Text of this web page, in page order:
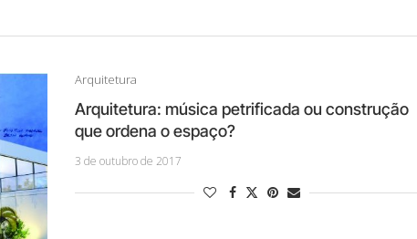
Arquitetura
Arquitetura: música petrificada ou construção
que ordena o espaço?
3 de outubro de 2017